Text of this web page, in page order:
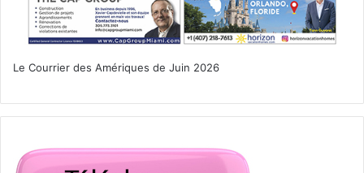
Le Courrier des Amériques de Juin 2026